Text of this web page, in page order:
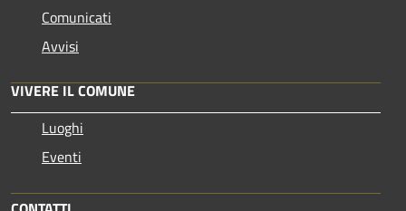
Comunicati
Avvisi
VIVERE IL COMUNE
Luoghi
Eventi